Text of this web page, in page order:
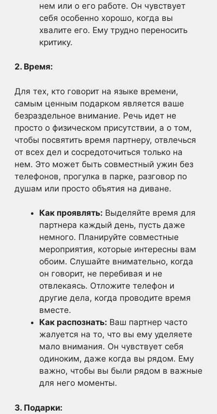
нем или о его работе. Он чувствует
себя особенно хорошо, когда вы
хвалите его. Ему трудно переносить
критику.
2. Время:
Для тех, кто говорит на языке времени,
самым ценным подарком является ваше
безраздельное внимание. Речь идет не
просто о физическом присутствии, а о том,
чтобы посвятить время партнеру, отвлечься
от всех дел и сосредоточиться только на
нем. Это может быть совместный ужин без
телефонов, прогулка в парке, разговор по
душам или просто объятия на диване.
Как проявлять: Выделяйте время для
партнера каждый день, пусть даже
немного. Планируйте совместные
мероприятия, которые интересны вам
обоим. Слушайте внимательно, когда
он говорит, не перебивая и не
отвлекаясь. Отложите телефон и
другие дела, когда проводите время
вместе.
Как распознать: Ваш партнер часто
жалуется на то, что вы ему уделяете
мало внимания. Он чувствует себя
одиноким, даже когда вы рядом. Ему
важно, чтобы вы были рядом в важные
для него моменты.
3. Подарки: